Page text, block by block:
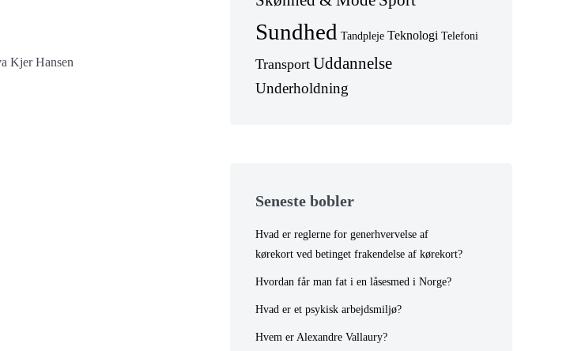
Kjer Hansen
Sundhed Tandpleje Teknologi Telefoni
Transport Uddannelse
Underholdning
Seneste bobler
Hvad er reglerne for generhvervelse af
kørekort ved betinget frakendelse af kørekort?
Hvordan får man fat i en låsesmed i Norge?
Hvad er et psykisk arbejdsmiljø?
Hvem er Alexandre Vallaury?